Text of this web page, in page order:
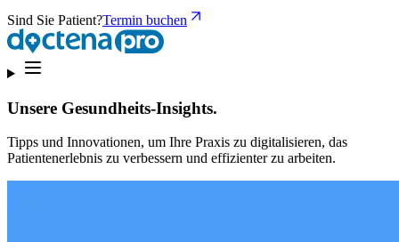
Sind Sie Patient?Termin buchen
Unsere Gesundheits-Insights.
Tipps und Innovationen, um Ihre Praxis zu digitalisieren, das
Patientenerlebnis zu verbessern und effizienter zu arbeiten.